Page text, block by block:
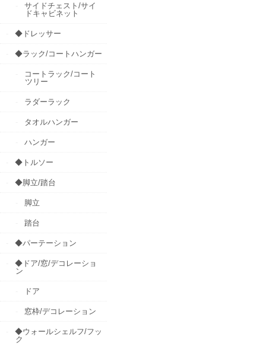
サイドチェスト/サイ
ドキャビネット
◆ドレッサー
◆ラック/コートハンガー
コートラック/コート
ツリー
ラダーラック
タオルハンガー
ハンガー
◆トルソー
◆脚立/踏台
脚立
踏台
◆パーテーション
◆ドア/窓/デコレーショ
ン
ドア
窓枠/デコレーション
◆ウォールシェルフ/フッ
ク